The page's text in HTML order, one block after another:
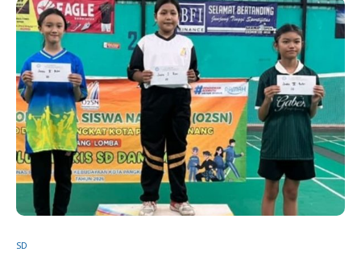
SD